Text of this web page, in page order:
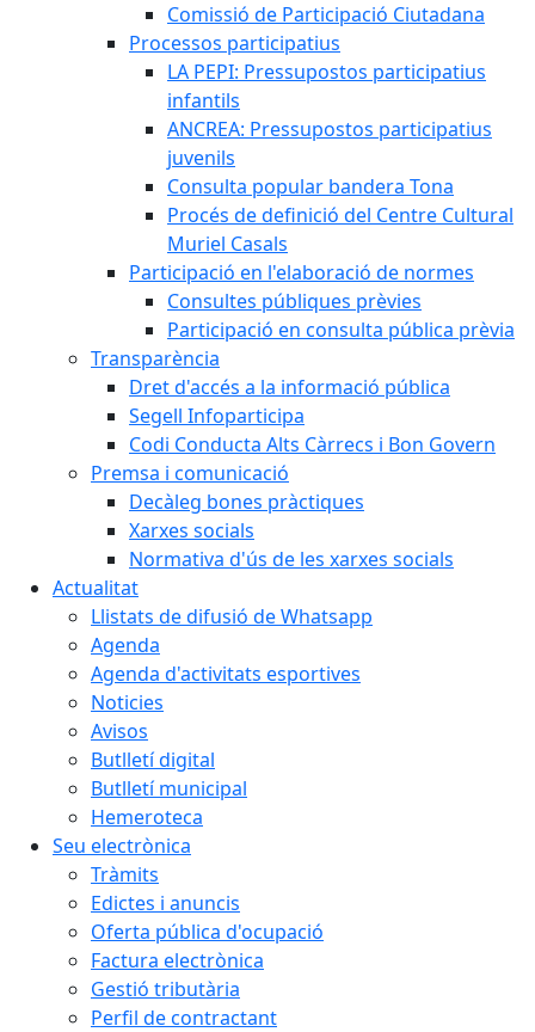
Comissió de Participació Ciutadana
Processos participatius
LA PEPI: Pressupostos participatius
infantils
ANCREA: Pressupostos participatius
juvenils
Consulta popular bandera Tona
Procés de definició del Centre Cultural
Muriel Casals
Participació en l'elaboració de normes
Consultes públiques prèvies
Participació en consulta pública prèvia
Transparència
Dret d'accés a la informació pública
Segell Infoparticipa
Codi Conducta Alts Càrrecs i Bon Govern
Premsa i comunicació
Decàleg bones pràctiques
Xarxes socials
Normativa d'ús de les xarxes socials
Actualitat
Llistats de difusió de Whatsapp
Agenda
Agenda d'activitats esportives
Noticies
Avisos
Butlletí digital
Butlletí municipal
Hemeroteca
Seu electrònica
Tràmits
Edictes i anuncis
Oferta pública d'ocupació
Factura electrònica
Gestió tributària
Perfil de contractant